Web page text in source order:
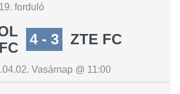
forduló
4 - 3 ZTE FC
Vasárnap @ 11:00